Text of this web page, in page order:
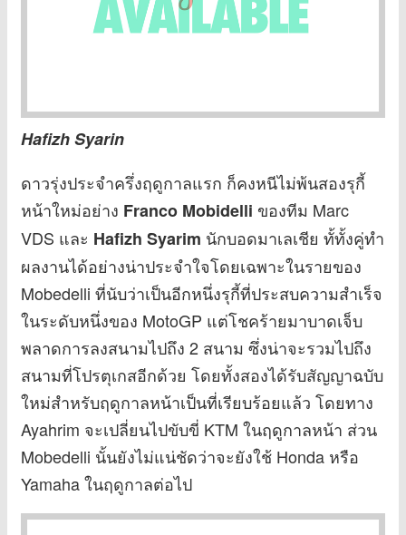
Hafizh Syarin
ดาวรุ่งประจำครึ่งฤดูกาลแรก ก็คงหนีไม่พ้นสองรุกี้
หน้าใหม่อย่าง Franco Mobidelli ของทีม Marc
VDS และ Hafizh Syarim นักบอดมาเลเชีย ทั้ทั้งคู่ทำ
ผลงานได้อย่างน่าประจำใจโดยเฉพาะในรายของ
Mobedelli ที่นับว่าเป็นอีกหนึ่งรุกี้ที่ประสบความสำเร็จ
ในระดับหนึ่งของ MotoGP แต่โชคร้ายมาบาดเจ็บ
พลาดการลงสนามไปถึง 2 สนาม ซึ่งน่าจะรวมไปถึง
สนามที่โปรตุเกสอีกด้วย โดยทั้งสองได้รับสัญญาฉบับ
ใหม่สำหรับฤดูกาลหน้าเป็นที่เรียบร้อยแล้ว โดยทาง
Ayahrim จะเปลี่ยนไปขับขี่ KTM ในฤดูกาลหน้า ส่วน
Mobedelli นั้นยังไม่แน่ชัดว่าจะยังใช้ Honda หรือ
Yamaha ในฤดูกาลต่อไป